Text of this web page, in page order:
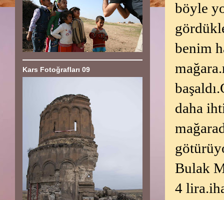
böyle
benim
daha
Bulak
4
Kars Fotoğrafları 09